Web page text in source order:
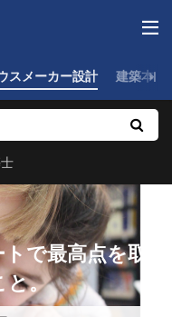
スメーカー設計 建築本
で最高点を取
と。